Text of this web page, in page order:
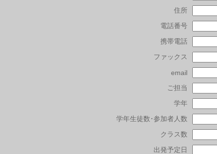
住所
電話番号
携帯電話
ファックス
email
ご担当
学年
学年生徒数･参加者人数
クラス数
出発予定日